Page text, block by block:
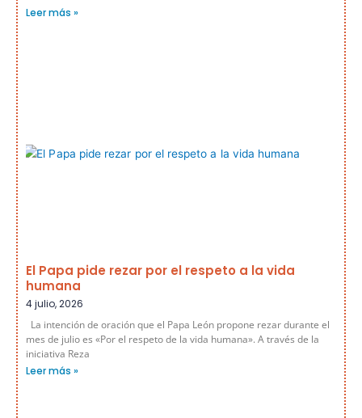
Leer más »
El Papa pide rezar por el respeto a la vida
humana
4 julio, 2026
La intención de oración que el Papa León propone rezar durante el
mes de julio es «Por el respeto de la vida humana». A través de la
iniciativa Reza
Leer más »